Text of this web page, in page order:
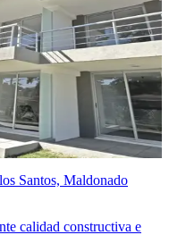
Santos, Maldonado
calidad constructiva e